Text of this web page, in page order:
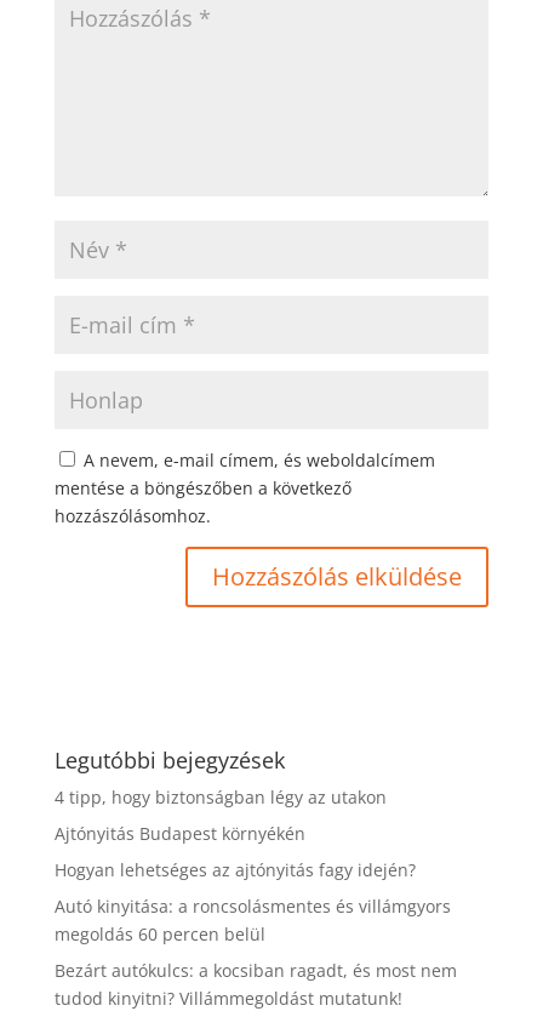
A nevem, e-mail címem, és weboldalcímem
mentése a böngészőben a következő
hozzászólásomhoz.
Legutóbbi bejegyzések
4 tipp, hogy biztonságban légy az utakon
Ajtónyitás Budapest környékén
Hogyan lehetséges az ajtónyitás fagy idején?
Autó kinyitása: a roncsolásmentes és villámgyors
megoldás 60 percen belül
Bezárt autókulcs: a kocsiban ragadt, és most nem
tudod kinyitni? Villámmegoldást mutatunk!